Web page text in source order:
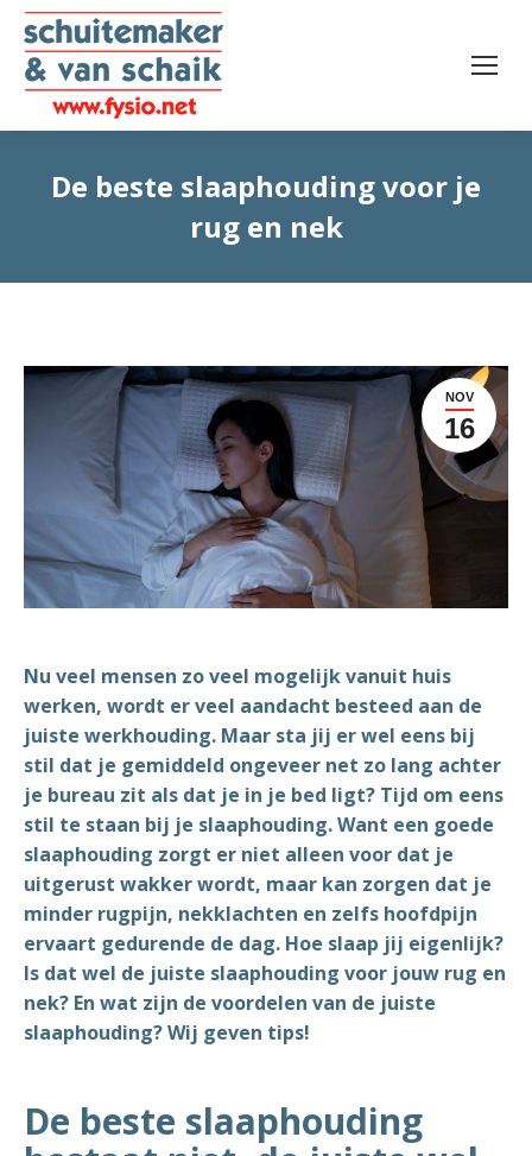
De beste slaaphouding voor je
rug en nek
NOV
16
Nu veel mensen zo veel mogelijk vanuit huis
werken, wordt er veel aandacht besteed aan de
juiste werkhouding. Maar sta jij er wel eens bij
stil dat je gemiddeld ongeveer net zo lang achter
je bureau zit als dat je in je bed ligt? Tijd om eens
stil te staan bij je slaaphouding. Want een goede
slaaphouding zorgt er niet alleen voor dat je
uitgerust wakker wordt, maar kan zorgen dat je
minder rugpijn, nekklachten en zelfs hoofdpijn
ervaart gedurende de dag. Hoe slaap jij eigenlijk?
Is dat wel de juiste slaaphouding voor jouw rug en
nek? En wat zijn de voordelen van de juiste
slaaphouding? Wij geven tips!
De beste slaaphouding